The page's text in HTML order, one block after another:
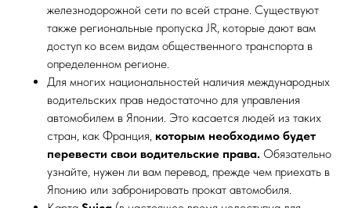
железнодорожной сети по всей стране. Существуют
также региональные пропуска JR, которые дают вам
доступ ко всем видам общественного транспорта в
определенном регионе.
Для многих национальностей наличия международных
водительских прав недостаточно для управления
автомобилем в Японии. Это касается людей из таких
стран, как Франция, которым необходимо будет
перевести свои водительские права. Обязательно
узнайте, нужен ли вам перевод, прежде чем приехать в
Японию или забронировать прокат автомобиля.